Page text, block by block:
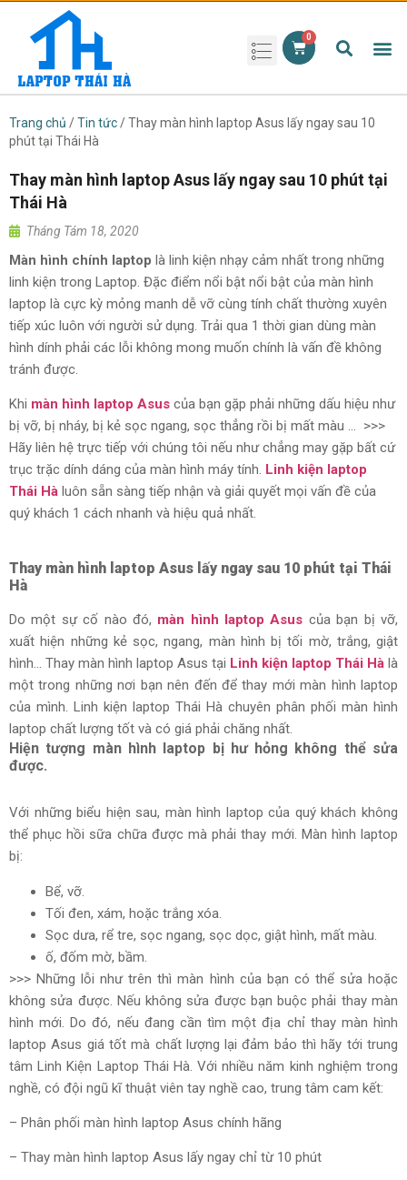
Trang chủ /Tin tức/ Thay màn hình laptop Asus lấy ngay sau 10
phút tại Thái Hà
Thay màn hình laptop Asus lấy ngay sau 10 phút tại
Thái Hà
Tháng Tám 18, 2020
Màn hình chính laptop là linh kiện nhạy cảm nhất trong những
linh kiện trong Laptop. Đặc điểm nổi bật nổi bật của màn hình
laptop là cực kỳ mỏng manh dễ vỡ cùng tính chất thường xuyên
tiếp xúc luôn với người sử dụng. Trải qua 1 thời gian dùng màn
hình dính phải các lỗi không mong muốn chính là vấn đề không
tránh được.
Khi màn hình laptop Asus của bạn gặp phải những dấu hiệu như
bị vỡ, bị nháy, bị kẻ sọc ngang, sọc thẳng rồi bị mất màu … >>>
Hãy liên hệ trực tiếp với chúng tôi nếu như chẳng may gặp bất cứ
trục trặc dính dáng của màn hình máy tính. Linh kiện laptop
Thái Hà luôn sẵn sàng tiếp nhận và giải quyết mọi vấn đề của
quý khách 1 cách nhanh và hiệu quả nhất.
Thay màn hình laptop Asus lấy ngay sau 10 phút tại Thái
Hà
Do một sự cố nào đó, màn hình laptop Asus của bạn bị vỡ,
xuất hiện những kẻ sọc, ngang, màn hình bị tối mờ, trắng, giật
hình… Thay màn hình laptop Asus tại Linh kiện laptop Thái Hà là
một trong những nơi bạn nên đến để thay mới màn hình laptop
của mình. Linh kiện laptop Thái Hà chuyên phân phối màn hình
laptop chất lượng tốt và có giá phải chăng nhất.
Hiện tượng màn hình laptop bị hư hỏng không thể sửa
được.
Với những biểu hiện sau, màn hình laptop của quý khách không
thể phục hồi sữa chữa được mà phải thay mới. Màn hình laptop
bị:
Bể, vỡ.
Tối đen, xám, hoặc trắng xóa.
Sọc dưa, rể tre, sọc ngang, sọc dọc, giật hình, mất màu.
ố, đốm mờ, bầm.
>>> Những lỗi như trên thì màn hình của bạn có thể sửa hoặc
không sửa được. Nếu không sửa được bạn buộc phải thay màn
hình mới. Do đó, nếu đang cần tìm một địa chỉ thay màn hình
laptop Asus giá tốt mà chất lượng lại đảm bảo thì hãy tới trung
tâm Linh Kiện Laptop Thái Hà. Với nhiều năm kinh nghiệm trong
nghề, có đội ngũ kĩ thuật viên tay nghề cao, trung tâm cam kết:
– Phân phối màn hình laptop Asus chính hãng
– Thay màn hình laptop Asus lấy ngay chỉ từ 10 phút